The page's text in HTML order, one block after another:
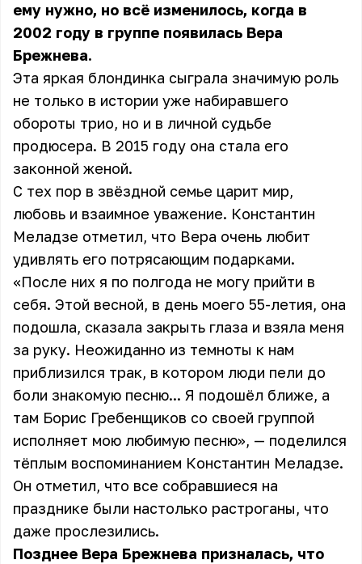
ему нужно, но всё изменилось, когда в
2002 году в группе появилась Вера
Брежнева.
Эта яркая блондинка сыграла значимую роль
не только в истории уже набиравшего
обороты трио, но и в личной судьбе
продюсера. В 2015 году она стала его
законной женой.
С тех пор в звёздной семье царит мир,
любовь и взаимное уважение. Константин
Меладзе отметил, что Вера очень любит
удивлять его потрясающим подарками.
«После них я по полгода не могу прийти в
себя. Этой весной, в день моего 55-летия, она
подошла, сказала закрыть глаза и взяла меня
за руку. Неожиданно из темноты к нам
приблизился трак, в котором люди пели до
боли знакомую песню... Я подошёл ближе, а
там Борис Гребенщиков со своей группой
исполняет мою любимую песню», — поделился
тёплым воспоминанием Константин Меладзе.
Он отметил, что все собравшиеся на
празднике были настолько растроганы, что
даже прослезились.
Позднее Вера Брежнева призналась, что